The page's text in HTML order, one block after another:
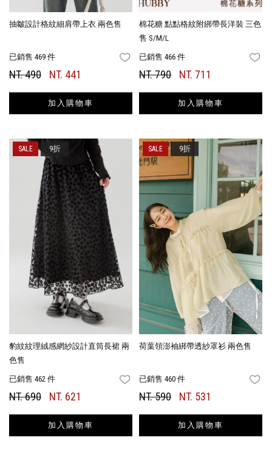
抽皺設計格紋細肩帶上衣 兩色售
已銷售 469 件 FAVORITES
NT. 490 NT. 441
加入購物車
棉花糖 點點格紋附綁帶長洋裝 三色
售 S/M/L
已銷售 466 件
NT. 790 NT. 711
加入購物車
豹紋紋理絨感網紗設計直筒長裙 兩
色售
已銷售 462 件 FAVORITES
NT. 690 NT. 621
加入購物車
9折
荷葉領澎袖綁帶透紗罩衫 兩色售
已銷售 460 件
NT. 590 NT. 531
加入購物車
9折